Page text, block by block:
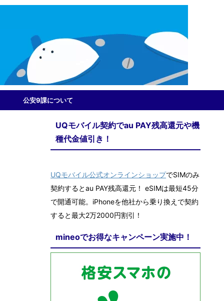
公安9課について
UQモバイル契約でau PAY残高還元や機
種代金値引き！
UQモバイル公式オンラインショップでSIMのみ
契約するとau PAY残高還元！ eSIMは最短45分
で開通可能。iPhoneを他社から乗り換えで契約
すると最大2万2000円割引！
mineoでお得なキャンペーン実施中！